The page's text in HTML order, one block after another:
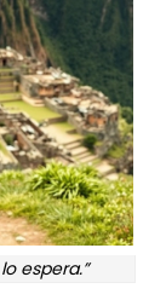
espera.”